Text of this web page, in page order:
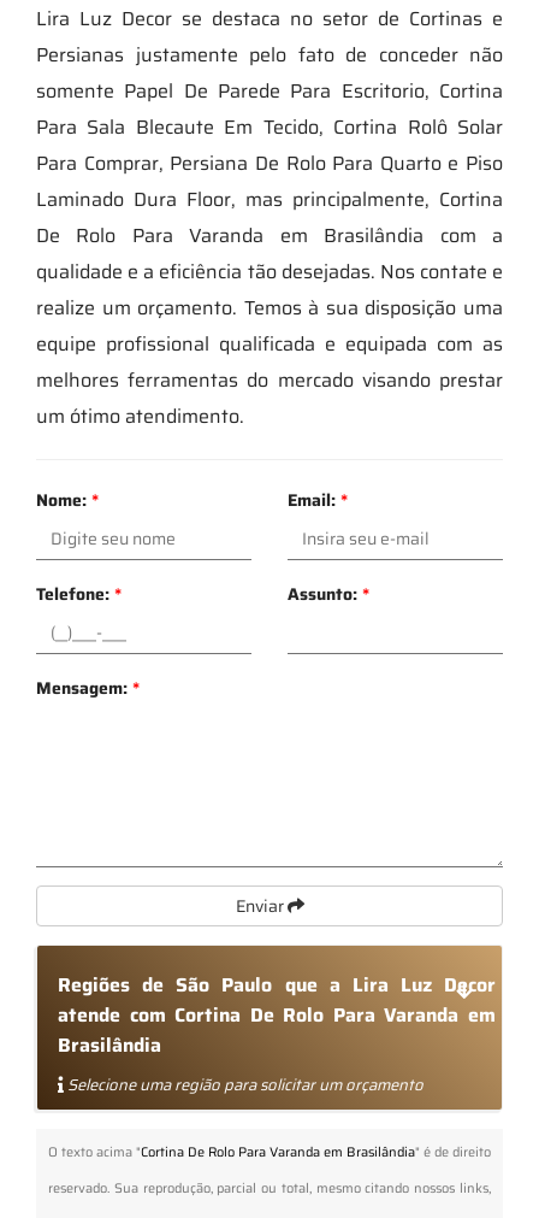
Lira Luz Decor se destaca no setor de Cortinas e
Persianas justamente pelo fato de conceder não
somente Papel De Parede Para Escritorio, Cortina
Para Sala Blecaute Em Tecido, Cortina Rolô Solar
Para Comprar, Persiana De Rolo Para Quarto e Piso
Laminado Dura Floor, mas principalmente, Cortina
De Rolo Para Varanda em Brasilândia com a
qualidade e a eficiência tão desejadas. Nos contate e
realize um orçamento. Temos à sua disposição uma
equipe profissional qualificada e equipada com as
melhores ferramentas do mercado visando prestar
um ótimo atendimento.
Nome:* Email:*
Telefone:* Assunto:*
Mensagem:*
Enviar
Regiões de São Paulo que a Lira Luz Decor
atende com Cortina De Rolo Para Varanda em
Brasilândia
Selecione uma região para solicitar um orçamento
O texto acima "Cortina De Rolo Para Varanda em Brasilândia" é de direito
reservado. Sua reprodução, parcial ou total, mesmo citando nossos links,